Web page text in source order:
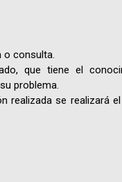
o consulta.
que tiene el
problema.
realizada se realizará